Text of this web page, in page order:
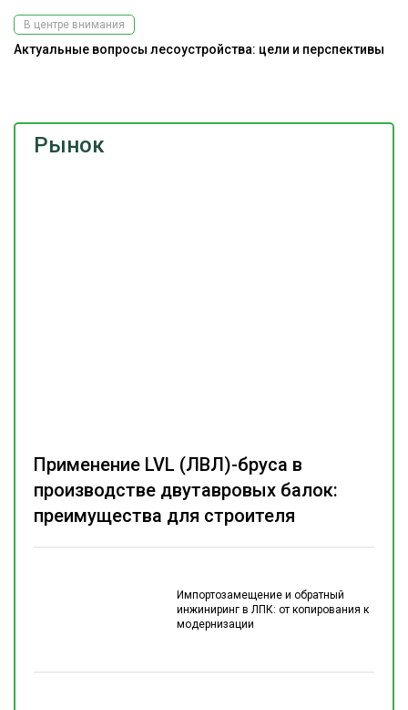
Рынок
Импортозамещение и обратный
инжиниринг в ЛПК: от копирования к
модернизации
Применение LVL (ЛВЛ)-бруса в
производстве двутавровых балок:
преимущества для строителя
В центре внимания
Актуальные вопросы лесоустройства: цели и перспективы